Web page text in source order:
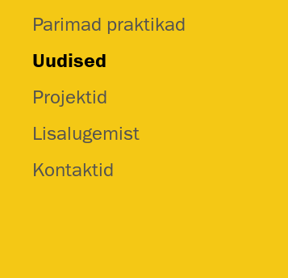
Parimad praktikad
Uudised
Projektid
Lisalugemist
Kontaktid